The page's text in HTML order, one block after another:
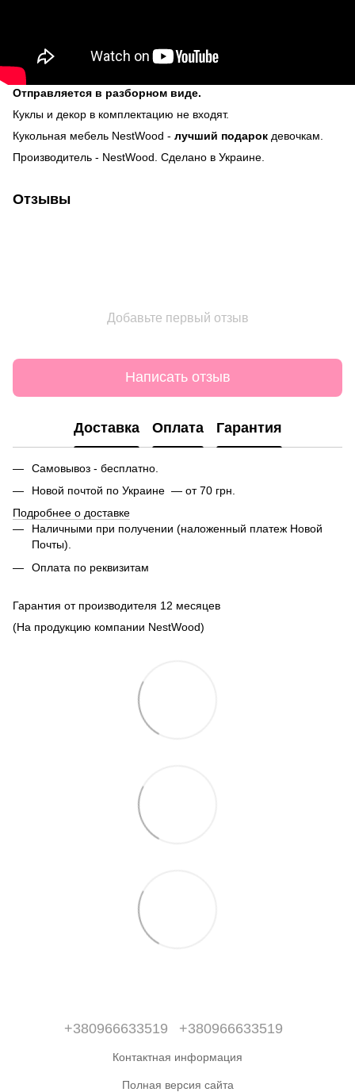
Отправляется в разборном виде.
Куклы и декор в комплектацию не входят.
Кукольная мебель NestWood - лучший подарок девочкам.
Производитель - NestWood. Сделано в Украине.
Отзывы
Добавьте первый отзыв
Написать отзыв
Доставка Оплата Гарантия
Самовывоз - бесплатно.
Новой почтой по Украине — от 70 грн.
Подробнее о доставке
Наличными при получении (наложенный платеж Новой
Почты).
Оплата по реквизитам
Гарантия от производителя 12 месяцев
(На продукцию компании NestWood)
+380966633519 +380966633519
Контактная информация
Полная версия сайта